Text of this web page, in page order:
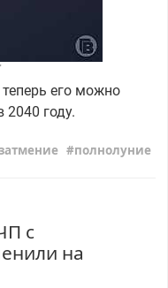
его можно
2040 году.
полнолуние
с
на